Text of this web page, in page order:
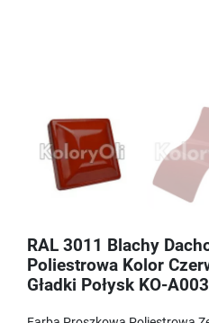
RAL 3011 Blachy
Poliestrowa Kolor
Gładki Połysk KO-